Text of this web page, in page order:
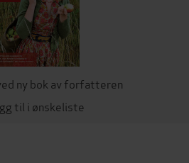
ny bok av forfatteren
til i ønskeliste